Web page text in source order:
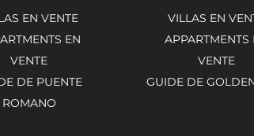
EN VENTE
EN
VENTE
DE PUENTE
ROMANO
VILLAS EN
APPARTMENTS
VENTE
GUIDE DE